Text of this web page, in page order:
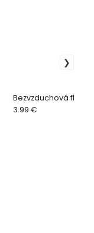
Bezvzduchová fľaša
3.99 €